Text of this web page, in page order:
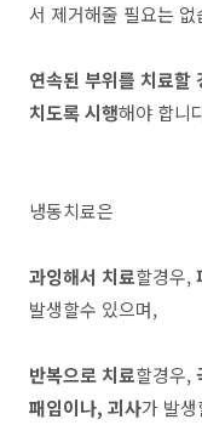
서 제거해줄 필요는 없
연속된 부위를 치료할
치도록 시행해야 합니
냉동치료은
과잉해서 치료할경우,
발생할수 있으며,
반복으로 치료할경우,
패임이나, 괴사가 발생